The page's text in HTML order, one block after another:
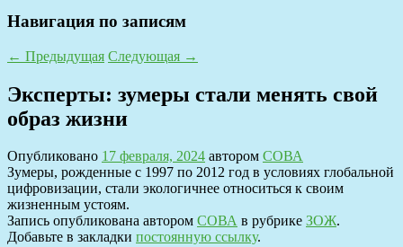
Навигация по записям
← Предыдущая Следующая →
Эксперты: зумеры стали менять свой
образ жизни
Опубликовано 17 февраля, 2024 автором СОВА
Зумеры, рожденные с 1997 по 2012 год в условиях глобальной
цифровизации, стали экологичнее относиться к своим
жизненным устоям.
Запись опубликована автором СОВА в рубрике ЗОЖ.
Добавьте в закладки постоянную ссылку.